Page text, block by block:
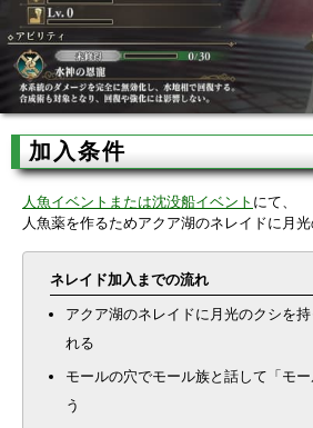
加入条件
人魚イベントまたは沈没船イベント にて、
人魚薬を作るためアクア湖のネレイドに月光
ネレイド加入までの流れ
アクア湖のネレイドに月光のクシを
れる
モールの穴でモール族と話して「モ
う